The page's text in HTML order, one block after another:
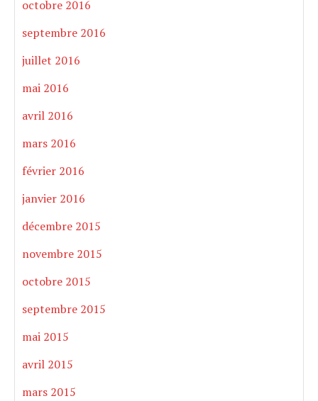
octobre 2016
septembre 2016
juillet 2016
mai 2016
avril 2016
mars 2016
février 2016
janvier 2016
décembre 2015
novembre 2015
octobre 2015
septembre 2015
mai 2015
avril 2015
mars 2015